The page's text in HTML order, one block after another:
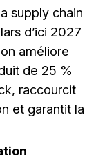
supply chain
d’ici 2027
améliore
de 25 %
raccourcit
et garantit la